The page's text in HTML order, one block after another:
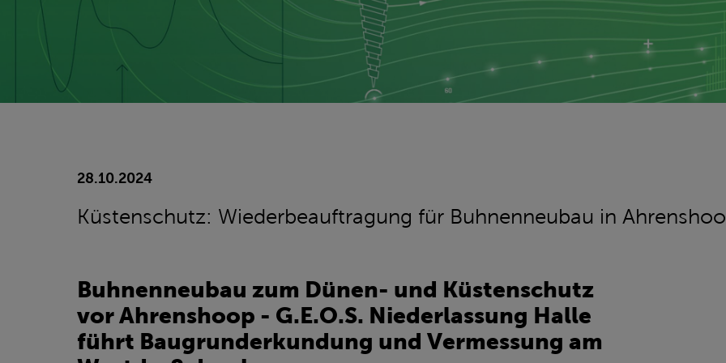
28.10.2024
Küstenschutz: Wiederbeauftragung für Buhnenneubau in
Buhnenneubau zum Dünen- und Küstenschutz
vor Ahrenshoop - G.E.O.S. Niederlassung Halle
führt Baugrunderkundung und Vermessung am